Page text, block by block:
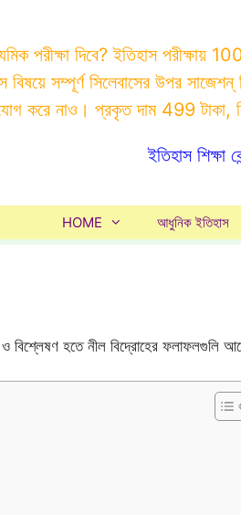
পরীক্ষা দিবে? ইতিহাস
বিষয়ে সম্পূর্ণ সিলেবাসের উপর
করে নাও। প্রকৃত দাম 499
ইতিহাস
HOME আধুনিক ইতিহাস
ও বিশ্লেষণ হতে নীল বিদ্রোহের ফলাফলগুলি